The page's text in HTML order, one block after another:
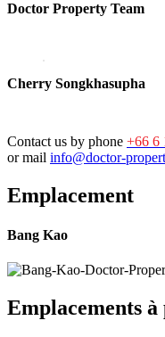
Doctor Property Team
Cherry Songkhasupha
Contact us by phone +66 6
or mail info@doctor-
Emplacement
Bang Kao
Emplacements